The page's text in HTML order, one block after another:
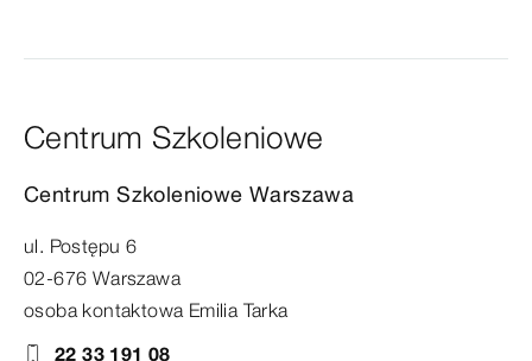
Centrum Szkoleniowe
Centrum Szkoleniowe Warszawa
ul. Postępu 6
02-676 Warszawa
osoba kontaktowa Emilia Tarka
22 33 191 08